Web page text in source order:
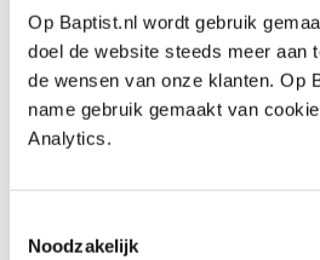
Op Baptist.nl wordt gebruik
doel de website steeds meer aan
de wensen van onze klanten. Op
name gebruik gemaakt van
Analytics.
Noodzakelijk
PB
Produktnummer:
€ 16,05 inkl. MwSt
€ 13,26 ohne MwSt
Vergleich